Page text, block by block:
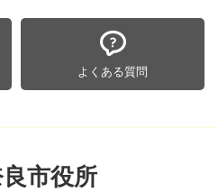
よくある質問
市役所